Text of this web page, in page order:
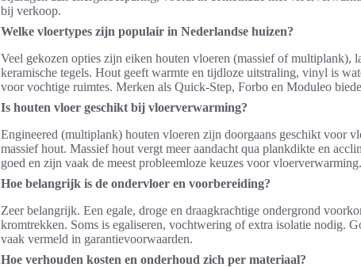
bij verkoop.
Welke vloertypes zijn populair in Nederlandse huizen?
Veel gekozen opties zijn eiken houten vloeren (massief of multiplank),
keramische tegels. Hout geeft warmte en tijdloze uitstraling, vinyl is
voor vochtige ruimtes. Merken als Quick-Step, Forbo en Moduleo
Is houten vloer geschikt bij vloerverwarming?
Engineered (multiplank) houten vloeren zijn doorgaans geschikt voor
massief hout. Massief hout vergt meer aandacht qua plankdikte en
goed en zijn vaak de meest probleemloze keuzes voor vloerverwarming.
Hoe belangrijk is de ondervloer en voorbereiding?
Zeer belangrijk. Een egale, droge en draagkrachtige ondergrond
kromtrekken. Soms is egaliseren, vochtwering of extra isolatie nodig.
vaak vermeld in garantievoorwaarden.
Hoe verhouden kosten en onderhoud zich per materiaal?